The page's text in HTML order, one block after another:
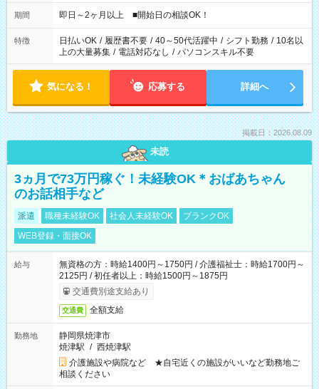
期間 即日～2ヶ月以上 ■開始日の相談OK！
特徴 日払いOK / 履歴書不要 / 40～50代活躍中 / シフト勤務 / 10名以
上の大量募集 / 電話対応なし / パソコンスキル不要
気になる！ 応募する 詳細へ
掲載日：2026.08.09
未読
3ヵ月で73万円稼ぐ！未経験OK＊おばあちゃん
のお話相手など
派遣 職種未経験OK 社会人未経験OK
ブランクOK
WEB登録・面接OK
給与
無資格の方：時給1400円～1750円 / 介護福祉士：時給1700円～
2125円 / 初任者以上：時給1500円～1875円
交通費別途支給あり
交通費 全額支給
勤務地
静岡県焼津市
焼津駅 / 西焼津駅
介護施設や病院など ★自宅近くの施設がいいなど勤務地ご
相談ください